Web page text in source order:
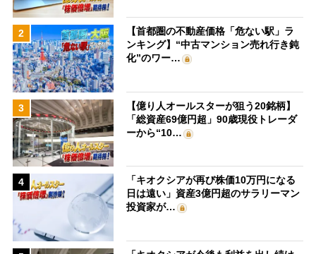
2
【首都圏の不動産価格「危ない駅」ラ
ンキング】“中古マンション売れ行き鈍
化”のワー…
3
【億り人オールスターが狙う20銘柄】
「総資産69億円超」90歳現役トレーダ
ーから“10…
4
「キオクシアが再び株価10万円になる
日は遠い」資産3億円超のサラリーマン
投資家が…